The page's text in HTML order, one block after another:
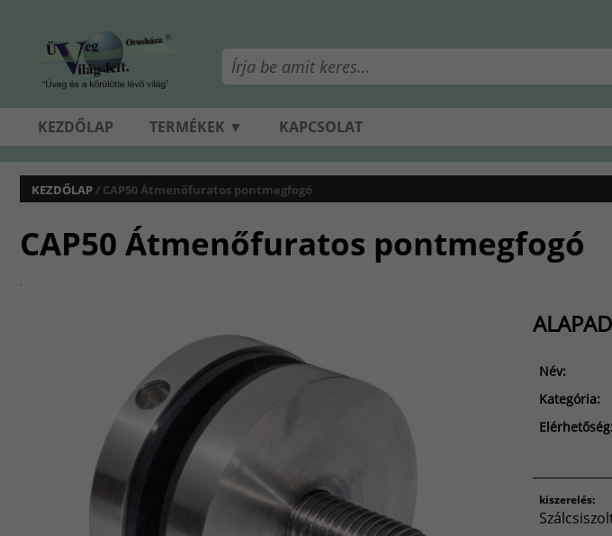
KEZDŐLAP TERMÉKEK ▼ KAPCSOLAT
KEZDŐLAP/ CAP50 Átmenőfuratos pontmegfogó
CAP50 Átmenőfuratos pontmegfogó
.
Név:
Kategória:
Elérhetőség:
kiszerelés: